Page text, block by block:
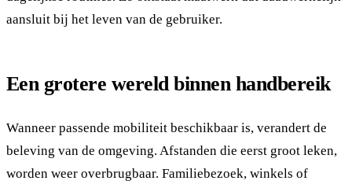
aansluit bij het leven van de gebruiker.
Een grotere wereld binnen handbereik
Wanneer passende mobiliteit beschikbaar is, verandert de
beleving van de omgeving. Afstanden die eerst groot leken,
worden weer overbrugbaar. Familiebezoek, winkels of